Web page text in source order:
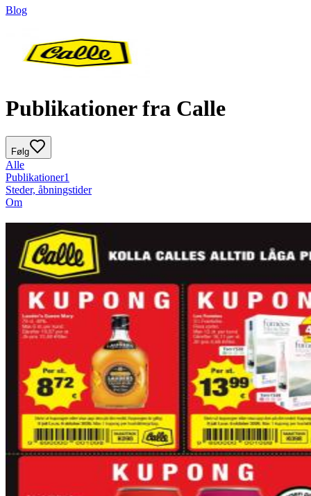
Blog
Publikationer fra Calle
Følg
Alle
Publikationer1
Steder, åbningstider
Om